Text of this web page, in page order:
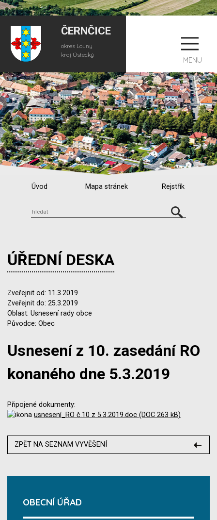
ČERNČICE
okres Louny
kraj Ústecký
MENU
Úvod Mapa stránek Rejstřík
ÚŘEDNÍ DESKA
Zveřejnit od: 11.3.2019
Zveřejnit do: 25.3.2019
Oblast: Usnesení rady obce
Původce: Obec
Usnesení z 10. zasedání RO
konaného dne 5.3.2019
Připojené dokumenty:
usnesení_RO č.10 z 5.3.2019.doc (DOC 263 kB)
ZPĚT NA SEZNAM VYVĚŠENÍ
OBECNÍ ÚŘAD